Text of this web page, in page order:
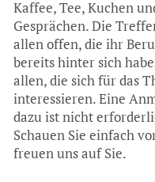
Kaffee, Tee, Kuchen
Gesprächen. Die
allen offen, die ihr
bereits hinter sich
allen, die sich für das
interessieren. Eine
dazu ist nicht
Schauen Sie einfach
freuen uns auf Sie.